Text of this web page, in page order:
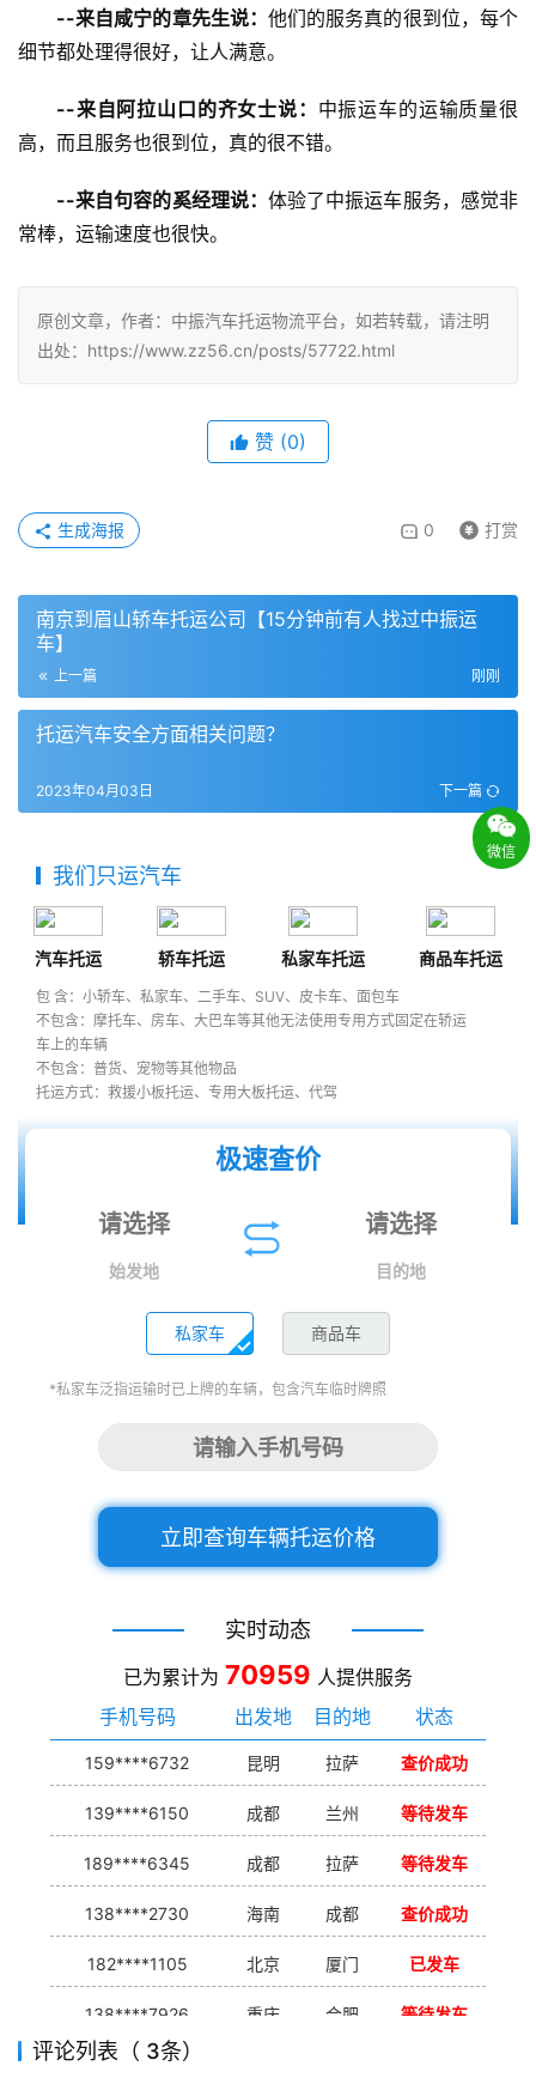
--来自咸宁的章先生说： 他们的服务真的很到位，每个
细节都处理得很好，让人满意。
--来自阿拉山口的齐女士说： 中振运车的运输质量很
高，而且服务也很到位，真的很不错。
--来自句容的奚经理说： 体验了中振运车服务，感觉非
常棒，运输速度也很快。
原创文章，作者：中振汽车托运物流平台，如若转载，请注明
出处：https://www.zz56.cn/posts/57722.html
赞 (0)
0 打赏
生成海报
南京到眉山轿车托运公司【15分钟前有人找过中振运
车】
上一篇 刚刚
托运汽车安全方面相关问题？
下一篇
2023年04月03日
我们只运汽车
汽车托运 轿车托运 私家车托运 商品车托运
包 含：小轿车、私家车、二手车、SUV、皮卡车、面包车
不包含：摩托车、房车、大巴车等其他无法使用专用方式固定在轿运
车上的车辆
不包含：普货、宠物等其他物品
托运方式：救援小板托运、专用大板托运、代驾
极速查价
始发地 目的地
私家车 商品车
*私家车泛指运输时已上牌的车辆，包含汽车临时牌照
立即查询车辆托运价格
实时动态
已为累计为 70959 人提供服务
手机号码
出发地 目的地 状态
159****6732 昆明 拉萨 查价成功
139****6150 成都 兰州 等待发车
189****6345 成都 拉萨 等待发车
138****2730 海南 成都 查价成功
182****1105 北京 厦门 已发车
138****7926 重庆 合肥 等待发车
139****9233
评论列表（ 3条）
微信